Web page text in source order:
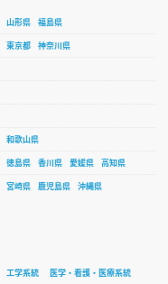
山形県
福島県
東京都
神奈川県
和歌山県
徳島県 香川県 愛媛県
高知県
宮崎県 鹿児島県 沖縄県
工学系統
医学・看護・医療系統